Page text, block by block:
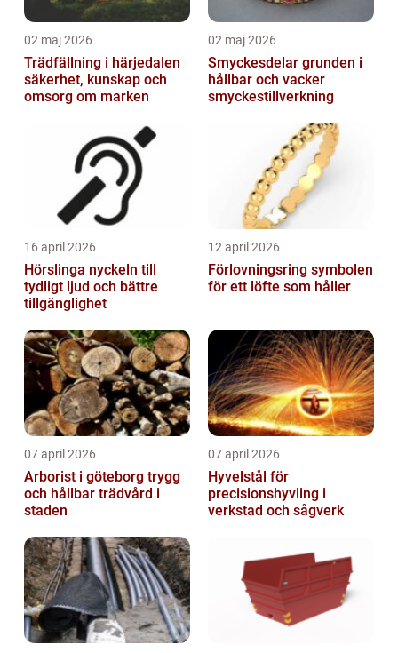
02 maj 2026
Trädfällning i härjedalen
säkerhet, kunskap och
omsorg om marken
02 maj 2026
Smyckesdelar grunden i
hållbar och vacker
smyckestillverkning
16 april 2026
Hörslinga nyckeln till
tydligt ljud och bättre
tillgänglighet
12 april 2026
Förlovningsring symbolen
för ett löfte som håller
07 april 2026
Arborist i göteborg trygg
och hållbar trädvård i
staden
07 april 2026
Hyvelstål för
precisionshyvling i
verkstad och sågverk